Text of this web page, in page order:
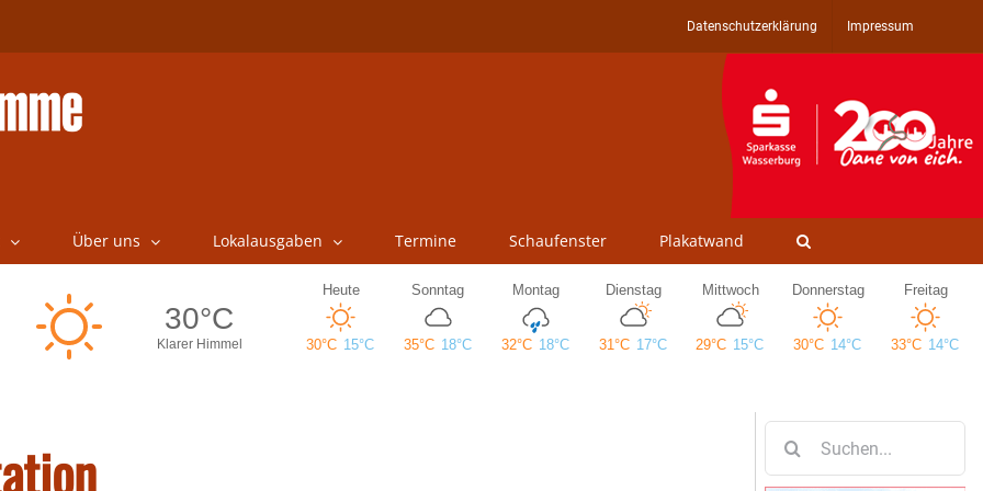
Datenschutzerklärung Impressum
Über uns Lokalausgaben Termine Schaufenster Plakatwand
nach: